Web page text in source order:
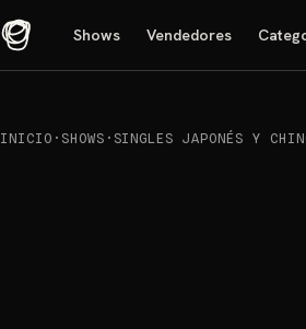
Shows Vendedores
INICIO · SHOWS · SINGLES JAPONÉS Y